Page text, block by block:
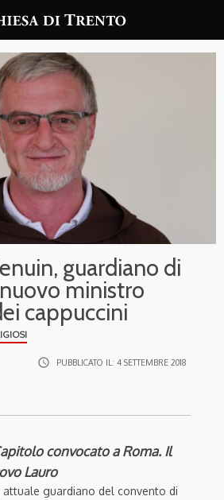
guardiano di
ministro
cappuccini
access_time PUBBLICATO IL: 4 SETTEMBRE 2018
convocato a Roma. Il
Lauro
attuale guardiano del convento di